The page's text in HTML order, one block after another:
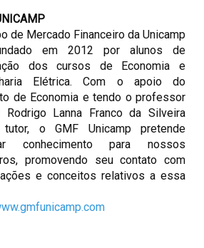
de Mercado Financeiro da Unicamp
em 2012 por alunos de
dos cursos de Economia e
Elétrica. Com o apoio do
de Economia e tendo o professor
Rodrigo Lanna Franco da Silveira
tutor, o GMF Unicamp pretende
conhecimento para nossos
promovendo seu contato com
e conceitos relativos a essa